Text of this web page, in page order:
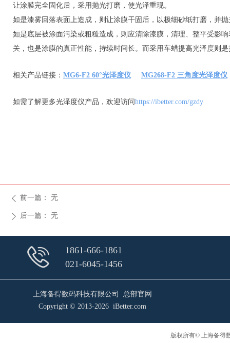
让涂膜完全固化后，采用抛光打磨，使光泽重现。
如是漆雾回落表面上造成，则让涂膜干固后，以极细砂纸打磨，并
如是底层被涂面污染或粗糙造成，则应清除漆膜，清理、整平受影
关，也是涂膜的真正性能，持续时间长。而采用车蜡提高光泽度则
相关产品链接： MG6-F2 60°光泽度仪 MG268-F2 三角度光泽度仪
如需了解更多光泽度仪产品，欢迎访问https://ibetter.com/gzdy
ꄴ 前一篇： 无
ꄲ 后一篇： 无
上海备得数码科技有限公司 总部官网
Copyright © 2013-2026 iBetter.com
1861-666-1861
021-6045-1456
版权所有© 上海备得